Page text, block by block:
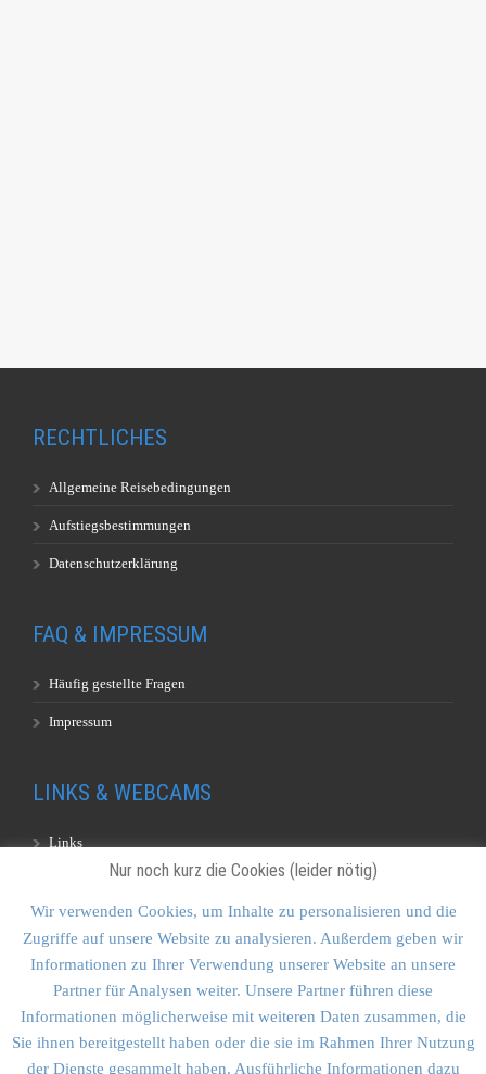
RECHTLICHES
Allgemeine Reisebedingungen
Aufstiegsbestimmungen
Datenschutzerklärung
FAQ & IMPRESSUM
Häufig gestellte Fragen
Impressum
LINKS & WEBCAMS
Links
KONTAKT & SITEMAP
Kontakt
Sitemap
Nur noch kurz die Cookies (leider nötig)
Wir verwenden Cookies, um Inhalte zu personalisieren und die
Zugriffe auf unsere Website zu analysieren. Außerdem geben wir
Informationen zu Ihrer Verwendung unserer Website an unsere
Partner für Analysen weiter. Unsere Partner führen diese
Informationen möglicherweise mit weiteren Daten zusammen, die
Sie ihnen bereitgestellt haben oder die sie im Rahmen Ihrer Nutzung
der Dienste gesammelt haben. Ausführliche Informationen dazu